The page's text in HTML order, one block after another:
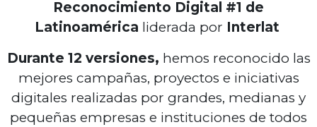
Reconocimiento Digital #1 de
Latinoamérica liderada por Interlat
Durante 12 versiones, hemos reconocido las
mejores campañas, proyectos e iniciativas
digitales realizadas por grandes, medianas y
pequeñas empresas e instituciones de todos